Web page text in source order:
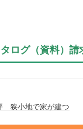
ログ（資料）請
狭小地で家が建つ